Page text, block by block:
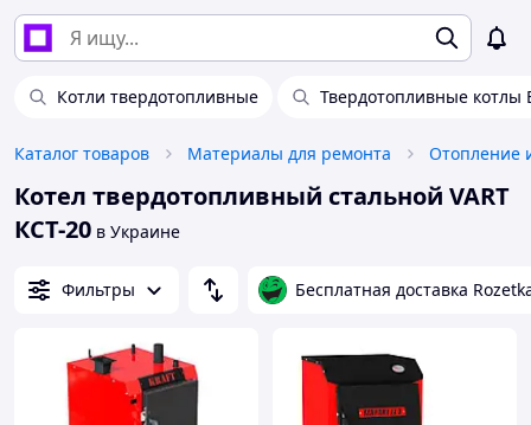
Котли твердотопливные Твердотопливные котлы
Каталог товаров Материалы для ремонта Отопление
Котел твердотопливный стальной VART
КСТ-20 в Украине
Фильтры Бесплатная доставка